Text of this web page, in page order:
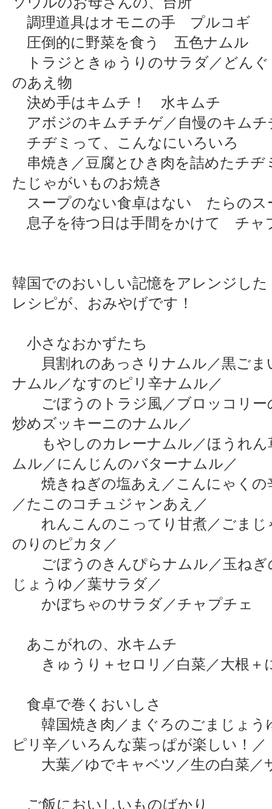
調理道具はオモニの手 プルコギ
圧倒的に野菜を食う 五色ナムル
トラジときゅうりのサラダ／どんぐ
のあえ物
決め手はキムチ！ 水キムチ
アボジのキムチチゲ／自慢のキムチ
チヂミって、こんなにいろいろ
串焼き／豆腐とひき肉を詰めたチヂ
たじゃがいものお焼き
スープのない食卓はない たらのス
息子を待つ日は手間をかけて チャ
韓国でのおいしい記憶をアレンジした
レシピが、おみやげです！
小さなおかずたち
貝割れのあっさりナムル／黒ごま
ナムル／なすのピリ辛ナムル／
ごぼうのトラジ風／ブロッコリー
炒めズッキーニのナムル／
もやしのカレーナムル／ほうれん
ムル／にんじんのバターナムル／
焼きねぎの塩あえ／こんにゃくの
／たこのコチュジャンあえ／
れんこんのこってり甘煮／ごまじ
のりのピカタ／
ごぼうのきんぴらナムル／玉ねぎ
じょうゆ／葉サラダ／
かぼちゃのサラダ／チャプチェ
あこがれの、水キムチ
きゅうり＋セロリ／白菜／大根＋
食卓で巻くおいしさ
韓国焼き肉／まぐろのごまじょう
ピリ辛／いろんな葉っぱが楽しい！／
大葉／ゆでキャベツ／生の白菜／
ご飯においしいものばかり